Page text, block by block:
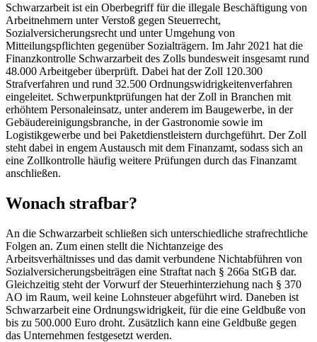
Schwarzarbeit ist ein Oberbegriff für die illegale Beschäftigung von
Arbeitnehmern unter Verstoß gegen Steuerrecht,
Sozialversicherungsrecht und unter Umgehung von
Mitteilungspflichten gegenüber Sozialträgern. Im Jahr 2021 hat die
Finanzkontrolle Schwarzarbeit des Zolls bundesweit insgesamt rund
48.000 Arbeitgeber überprüft. Dabei hat der Zoll 120.300
Strafverfahren und rund 32.500 Ordnungswidrigkeitenverfahren
eingeleitet. Schwerpunktprüfungen hat der Zoll in Branchen mit
erhöhtem Personaleinsatz, unter anderem im Baugewerbe, in der
Gebäudereinigungsbranche, in der Gastronomie sowie im
Logistikgewerbe und bei Paketdienstleistern durchgeführt. Der Zoll
steht dabei in engem Austausch mit dem Finanzamt, sodass sich an
eine Zollkontrolle häufig weitere Prüfungen durch das Finanzamt
anschließen.
Wonach strafbar?
An die Schwarzarbeit schließen sich unterschiedliche strafrechtliche
Folgen an. Zum einen stellt die Nichtanzeige des
Arbeitsverhältnisses und das damit verbundene Nichtabführen von
Sozialversicherungsbeiträgen eine Straftat nach § 266a StGB dar.
Gleichzeitig steht der Vorwurf der Steuerhinterziehung nach § 370
AO im Raum, weil keine Lohnsteuer abgeführt wird. Daneben ist
Schwarzarbeit eine Ordnungswidrigkeit, für die eine Geldbuße von
bis zu 500.000 Euro droht. Zusätzlich kann eine Geldbuße gegen
das Unternehmen festgesetzt werden.